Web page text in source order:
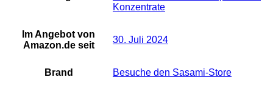
Konzentrate
Im Angebot von
Amazon.de seit
30. Juli 2024
Brand Besuche den Sasami-Store